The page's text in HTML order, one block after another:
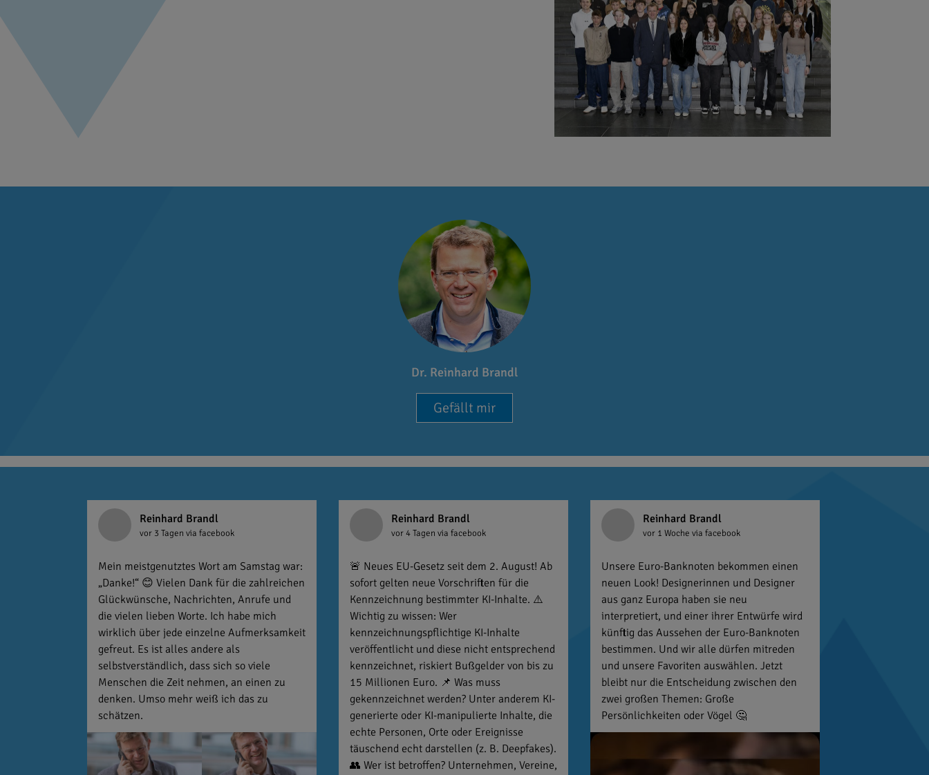
Dr. Reinhard Brandl
Gefällt mir
Reinhard Brandl
vor 3 Tagen via facebook
Mein meistgenutztes Wort am Samstag war:
„Danke!“ 😊 Vielen Dank für die zahlreichen
Glückwünsche, Nachrichten, Anrufe und
die vielen lieben Worte. Ich habe mich
wirklich über jede einzelne Aufmerksamkeit
gefreut. Es ist alles andere als
selbstverständlich, dass sich so viele
Menschen die Zeit nehmen, an einen zu
denken. Umso mehr weiß ich das zu
schätzen.
Reinhard Brandl
vor 4 Tagen via facebook
🚨 Neues EU-Gesetz seit dem 2. August! Ab
sofort gelten neue Vorschriften für die
Kennzeichnung bestimmter KI-Inhalte. ⚠️
Wichtig zu wissen: Wer
kennzeichnungspflichtige KI-Inhalte
veröffentlicht und diese nicht entsprechend
kennzeichnet, riskiert Bußgelder von bis zu
15 Millionen Euro. 📌 Was muss
gekennzeichnet werden? Unter anderem KI-
generierte oder KI-manipulierte Inhalte, die
echte Personen, Orte oder Ereignisse
täuschend echt darstellen (z. B. Deepfakes).
👥 Wer ist betroffen? Unternehmen, Vereine,
Reinhard Brandl
vor 1 Woche via facebook
Unsere Euro-Banknoten bekommen einen
neuen Look! Designerinnen und Designer
aus ganz Europa haben sie neu
interpretiert, und einer ihrer Entwürfe wird
künftig das Aussehen der Euro-Banknoten
bestimmen. Und wir alle dürfen mitreden
und unsere Favoriten auswählen. Jetzt
bleibt nur die Entscheidung zwischen den
zwei großen Themen: Große
Persönlichkeiten oder Vögel 🤔